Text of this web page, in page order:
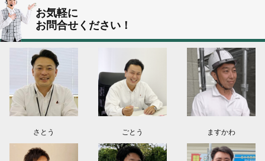
2026.08.05
群馬県伊勢崎市N様よりお問い合わせ頂きました。ありがとう御座います！
群馬県高崎市O様よりお問い合わせ頂きました。ありがとう御座います！
埼玉県上尾市K様よりお問い合わせ頂きました。ありがとう御座います！
東京都日野市K様よりお問い合わせ頂きました。ありがとう御座います！
群馬県伊勢崎市M様よりお問い合わせ頂きました。ありがとう御座います！
お気軽に
お問合せください！
さとう ごとう ますかわ